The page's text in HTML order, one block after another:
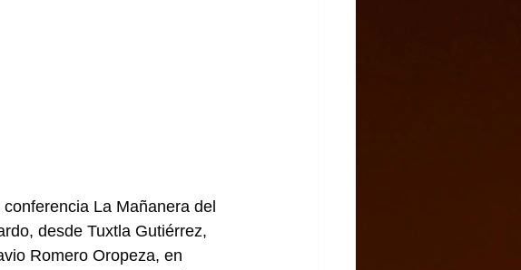
La Mañanera del
desde Tuxtla Gutiérrez,
Romero Oropeza, en